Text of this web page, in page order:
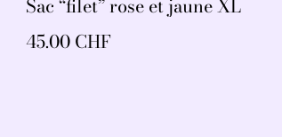
45.00 CHF